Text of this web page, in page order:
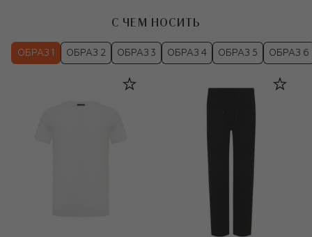
С ЧЕМ НОСИТЬ
ОБРАЗ 1 ОБРАЗ 2 ОБРАЗ 3 ОБРАЗ 4 ОБРАЗ 5 ОБРАЗ 6